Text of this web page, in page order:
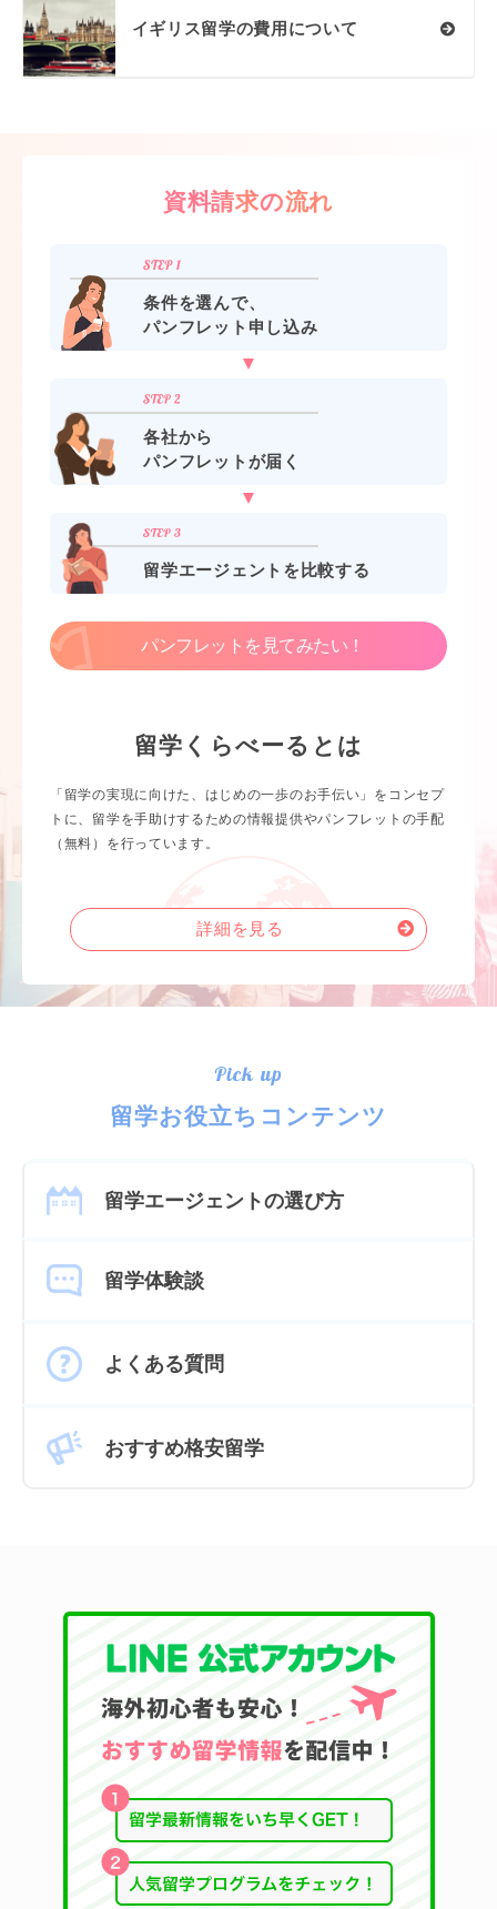
イギリス留学の費用について
資料請求の流れ
条件を選んで、
パンフレット申し込み
各社から
パンフレットが届く
留学エージェントを比較する
パンフレットを見てみたい！
留学くらべーるとは
「留学の実現に向けた、はじめの一歩のお手伝い」をコンセプ
トに、留学を手助けするための情報提供やパンフレットの手配
（無料）を行っています。
詳細を見る
Pick up
留学お役立ちコンテンツ
留学エージェントの選び方
留学体験談
よくある質問
おすすめ格安留学